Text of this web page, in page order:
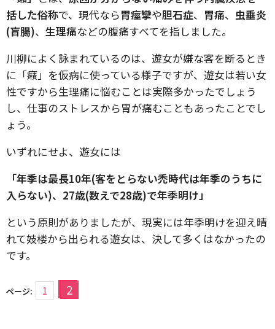
括した俗称で、現代なら胃痙攣や胆石症、 胃痛、 虫垂炎
(盲腸)、 生理痛などの腹痛すべてを指しました。
川柳によく詠まれているのは、遊女が嫌な客を断るとき
に「癪」を仮病に使っている様子ですが、遊女は若い女
性ですから生理痛に悩むことは実際多かったでしょう
し、仕事のストレスから胃が痛むこともあったことでし
ょう。
いずれにせよ、遊女には
「年季は最長10年(客をとらない禿時代は年季のうちに
入らない)、27歳(数えで28歳)で年季明け」
という原則がありましたが、現実には年季明けを迎え晴
れて妓楼から出られる遊女は、決して多くはなかったの
です。
ページ: 1 2